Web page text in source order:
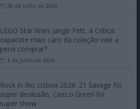
30 de Julho de 2026
LEGO Star Wars Jango Fett, a Crítica:
capacete mais caro da coleção vale a
pena comprar?
3 de Julho de 2026
Rock in Rio Lisboa 2026: 21 Savage foi
super desilusão, CeeLo Green foi
super show